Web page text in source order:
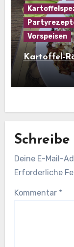
Vorspeisen
Kartoffel-
Deine E-Mail-
Erforderliche
Kommentar *